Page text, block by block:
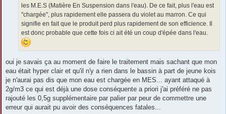
les M.E.S (Matière En Suspension dans l'eau). De ce fait, plus l'eau est
"chargée", plus rapidement elle passera du violet au marron. Ce qui
signifie en fait que le produit perd plus rapidement de son efficience. Il
est donc probable que cette fois ci ait été un coup d'épée dans l'eau.
oui je savais ça au moment de faire le traitement mais sachant que mon
eau était hyper clair et qu'il n'y a rien dans le bassin à part de jeune kois
je n'aurai pas dis que mon eau est chargée en MES... ayant attaqué à
2g/m3 ce qui est déjà une dose conséquente a priori j'ai préféré ne pas
rajouté les 0,5g supplémentaire par palier par peur de commettre une
erreur qui aurait pu avoir des conséquences fatales...